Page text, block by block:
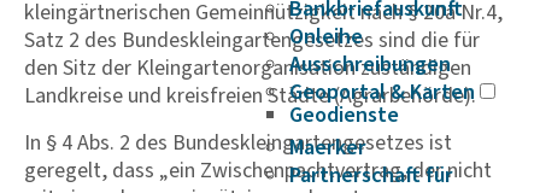
Bankbriefauskunft
Onleihe
Ausschreibungen
Geoportal & Karten
Geodienste
Maerker
Partnerschaft für
kleingärtnerischen Gemeinnützigkeit nach § 20a Nr.4,
Satz 2 des Bundeskleingarten­gesetzes sind die für
den Sitz der Kleingartenorganisation zuständigen
Landkreise und kreisfreien Städte (Agrarbehörde).
In § 4 Abs. 2 des Bundeskleingartengesetzes ist
geregelt, dass „ein Zwischenpachtvertrag, der nicht